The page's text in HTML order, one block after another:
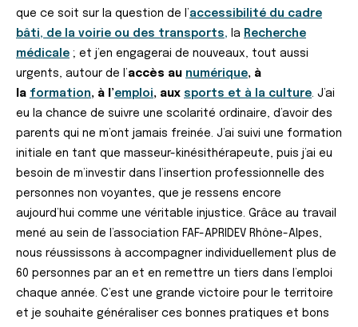
que ce soit sur la question de l’accessibilité du cadre
bâti, de la voirie ou des transports, la Recherche
médicale ; et j’en engagerai de nouveaux, tout aussi
urgents, autour de l’accès au numérique, à
la formation, à l’emploi, aux sports et à la culture. J’ai
eu la chance de suivre une scolarité ordinaire, d’avoir des
parents qui ne m’ont jamais freinée. J’ai suivi une formation
initiale en tant que masseur-kinésithérapeute, puis j’ai eu
besoin de m’investir dans l’insertion professionnelle des
personnes non voyantes, que je ressens encore
aujourd’hui comme une véritable injustice. Grâce au travail
mené au sein de l’association FAF-APRIDEV Rhône-Alpes,
nous réussissons à accompagner individuellement plus de
60 personnes par an et en remettre un tiers dans l’emploi
chaque année. C’est une grande victoire pour le territoire
et je souhaite généraliser ces bonnes pratiques et bons